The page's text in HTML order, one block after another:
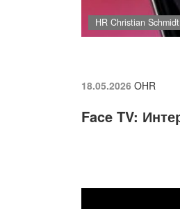
HR Christian Schmidt
18.05.2026 OHR
Face TV: